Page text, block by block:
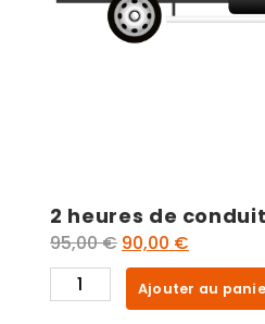
2 heures de
95,00€ Le
prix
initial
90,00 €
prix
actuel
quantité
de
Ajouter au